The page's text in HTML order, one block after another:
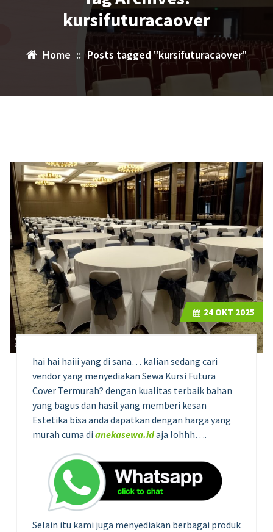
kursifuturacaover
Home :: Posts tagged "kursifuturacaover"
hai hai haiii yang di sana… kalian sedang cari
vendor yang menyediakan Sewa Kursi Futura
Cover Termurah? dengan kualitas terbaik bahan
yang bagus dan hasil yang memberi kesan
Estetika bisa anda dapatkan dengan harga yang
murah cuma di anekasewa.idaja lohhh….
Selain itu kami juga menyediakan berbagai produk
24 OKT 2025